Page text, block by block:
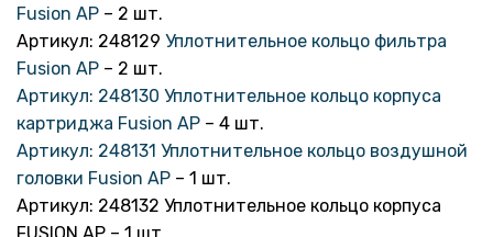
Fusion AP – 2 шт.
Артикул: 248129 Уплотнительное кольцо фильтра
Fusion AP – 2 шт.
Артикул: 248130 Уплотнительное кольцо корпуса
картриджа Fusion AP – 4 шт.
Артикул: 248131 Уплотнительное кольцо воздушной
головки Fusion AP – 1 шт.
Артикул: 248132 Уплотнительное кольцо корпуса